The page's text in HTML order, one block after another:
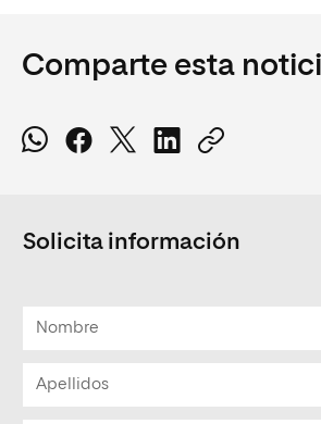
Comparte esta
Solicita información